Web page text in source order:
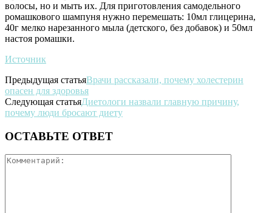
волосы, но и мыть их. Для приготовления самодельного
ромашкового шампуня нужно перемешать: 10мл глицерина,
40г мелко нарезанного мыла (детского, без добавок) и 50мл
настоя ромашки.
Источник
Предыдущая статьяВрачи рассказали, почему холестерин
опасен для здоровья
Следующая статьяДиетологи назвали главную причину,
почему люди бросают диету
ОСТАВЬТЕ ОТВЕТ